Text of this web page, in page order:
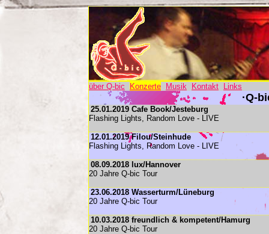
über Q-bic Konzerte Musik Kontakt Links
·Q-
25.01.2019 Cafe Book/Jesteburg
Flashing Lights, Random Love - LIVE
12.01.2019 Filou/Steinhude
Flashing Lights, Random Love - LIVE
08.09.2018 lux/Hannover
20 Jahre Q-bic Tour
23.06.2018 Wasserturm/Lüneburg
20 Jahre Q-bic Tour
10.03.2018 freundlich & kompetent/Hamurg
20 Jahre Q-bic Tour